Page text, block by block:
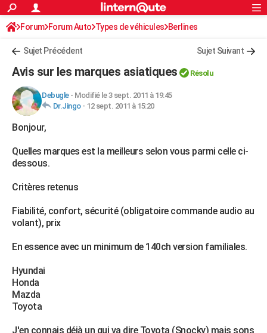
ACTUALITÉS
Politique
Société
Faits Divers
Education
Monde
Villes
+
FINANCE
Retraite
Impôts
Epargne
Immobilier
Risques naturels par ville
Banque
Assurance
Crédit
AUTO
Essais
Réserver un essai
Citadines
Berlines
SUV
Forum auto
+HIGH-TECH
Mobiles
Meilleur smartphone
Internet
Ordinateurs
Jeux vidéo
Guide high-tech
+BRICOLAGE
Forum
Aménagement intérieur
Extérieur
Cuisine
Salle de bains
Jardinage
Rangement
WEEK-END
Guides de France
Escapades
Patrimoine
Expositions
Musées
Week-end nature
+LIFESTYLE
Art de vivre
Modes de vie
Destinations
City break
Voyage nature
Voyage de noces
Forum
Climat
+PHOTO
GUIDES D'ACHAT
BONS PLANS
S'inscrire
Connexion
Forum Forum Auto Types de véhicules Berlines
Sujet Précédent Sujet Suivant
Avis sur les marques asiatiques Résolu
Debugle- Modifié le 3 sept. 2011 à 19:45
Dr.Jingo- 12 sept. 2011 à 15:20
Bonjour,
Quelles marques est la meilleurs selon vous parmi celle ci-
dessous.
Critères retenus
Fiabilité, confort, sécurité (obligatoire commande audio au
volant), prix
En essence avec un minimum de 140ch version familiales.
Hyundai
Honda
Mazda
Toyota
J'en connais déjà un qui va dire Toyota (Snocky) mais sons